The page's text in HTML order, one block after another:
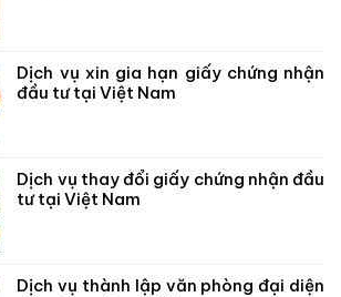
Dịch vụ xin gia hạn giấy chứng nhận
đầu tư tại Việt Nam
Dịch vụ thay đổi giấy chứng nhận đầu
tư tại Việt Nam
Dịch vụ thành lập văn phòng đại diện